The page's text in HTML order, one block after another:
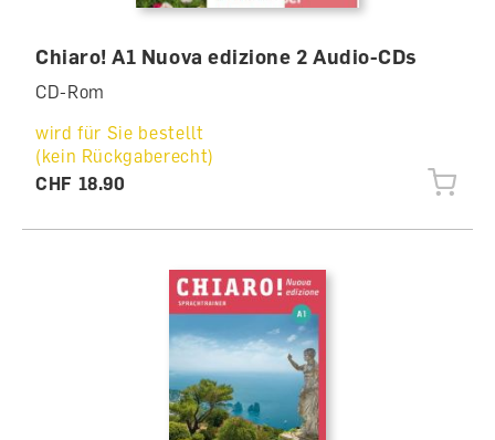
Chiaro! A1 Nuova edizione 2 Audio-CDs
CD-Rom
wird für Sie bestellt
(kein Rückgaberecht)
CHF 18.90